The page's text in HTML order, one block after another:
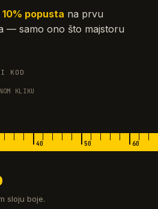
10% popusta na prvu
— samo ono što majstoru
KOD
KLIKU
40 50 60
sloju boje.